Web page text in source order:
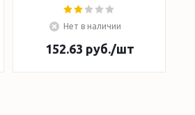
Нет в наличии
152.63 руб./шт